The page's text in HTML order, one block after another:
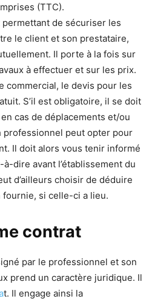
(TTC).
de sécuriser les
le client et son prestataire,
Il porte à la fois sur
à effectuer et sur les prix.
commercial, le devis pour les
S’il est obligatoire, il se doit
cas de déplacements et/ou
professionnel peut opter pour
Il doit alors vous tenir informé
à-dire avant l’établissement du
d’ailleurs choisir de déduire
si celle-ci a lieu.
contrat
par le professionnel et son
prend un caractère juridique. Il
t. Il engage ainsi la